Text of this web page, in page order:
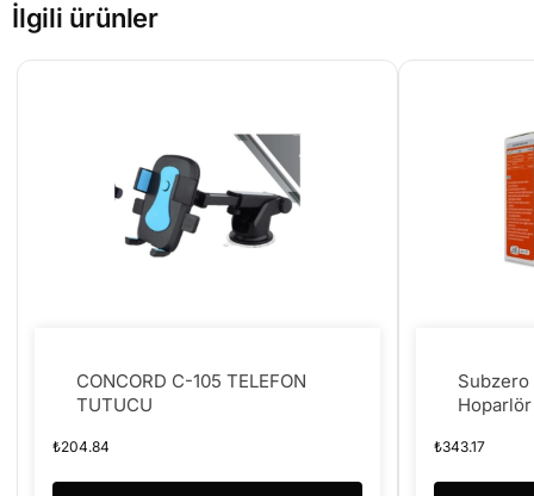
İlgili ürünler
CONCORD C-105 TELEFON
TUTUCU
₺204.84
Hoparlör
₺343.17